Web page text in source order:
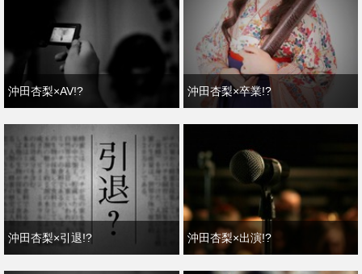
沖田杏梨×AV!? 沖田杏梨×卒業!?
沖田杏梨×引退!? 沖田杏梨×出演!?